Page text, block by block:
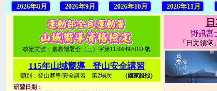
2026年8月 2026年9月 2026年10月 2026年11月
核定文號：臺教體署全（三）字第1130049701D 號
115年山域嚮導 登山安全講習
類別：登山嚮導/安全講習 第2場次
(國家證照)
研習日期：
野訊富
「日文領